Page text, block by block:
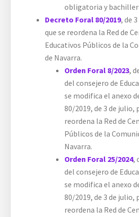
obligatoria y
Decreto Foral 80/2019, de
que se reordena la Red de
Educativos Públicos de la
de Navarra.
Orden Foral 8/2023,
del consejero de
se modifica el anexo
80/2019, de 3 de julio,
reordena la Red de
Públicos de la
Navarra.
Orden Foral 25/2024,
del consejero de
se modifica el anexo
80/2019, de 3 de julio,
reordena la Red de